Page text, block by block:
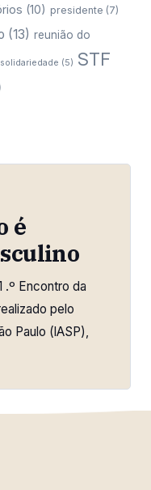
(10) presidente (7)
(13) reunião do
solidariedade (5) STF
é
.º Encontro da
pelo
Paulo (lASP),